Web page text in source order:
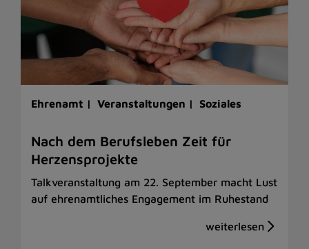
Ehrenamt | Veranstaltungen | Soziales
Nach dem Berufsleben Zeit für
Herzensprojekte
Talkveranstaltung am 22. September macht Lust
auf ehrenamtliches Engagement im Ruhestand